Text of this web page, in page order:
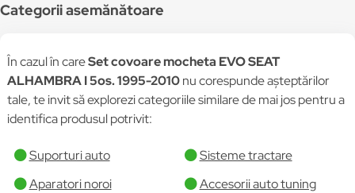
Categorii asemănătoare
În cazul în careSet covoare mocheta EVO SEAT
ALHAMBRA I 5os. 1995-2010nu corespunde așteptărilor
tale, te invit să explorezi categoriile similare de mai jos pentru a
identifica produsul potrivit:
Suporturi auto
Sisteme tractare
Aparatori noroi
Accesorii auto tuning